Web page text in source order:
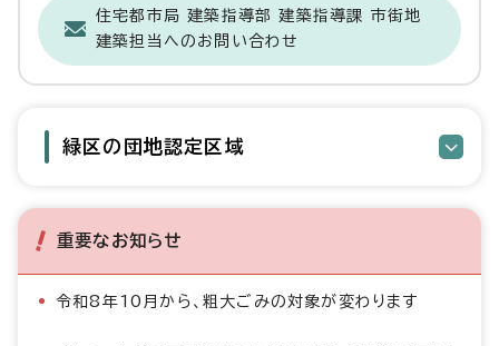
住宅都市局 建築指導部 建築指導課 市街地
建築担当へのお問い合わせ
緑区の団地認定区域
重要なお知らせ
令和8年10月から、粗大ごみの対象が変わります